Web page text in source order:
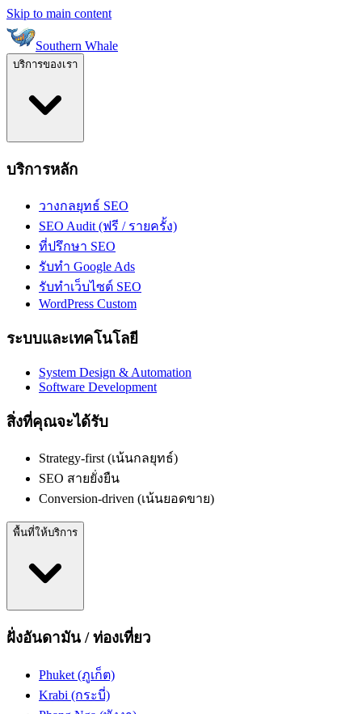
Skip to main content
Southern Whale
บริการของเรา
บริการหลัก
วางกลยุทธ์ SEO
SEO Audit (ฟรี / รายครั้ง)
ที่ปรึกษา SEO
รับทำ Google Ads
รับทำเว็บไซต์ SEO
WordPress Custom
ระบบและเทคโนโลยี
System Design & Automation
Software Development
สิ่งที่คุณจะได้รับ
Strategy-first (เน้นกลยุทธ์)
SEO สายยั่งยืน
Conversion-driven (เน้นยอดขาย)
พื้นที่ให้บริการ
ฝั่งอันดามัน / ท่องเที่ยว
Phuket (ภูเก็ต)
Krabi (กระบี่)